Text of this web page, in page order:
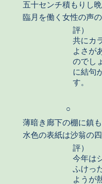
五十センチ積もりし
臨月を働く女性の声
評）
共にカ
よさが
のでし
に結句
す。
○
薄暗き廊下の棚に鎮
水色の表紙は沙翁の
評）
今年は
ふけっ
ようが